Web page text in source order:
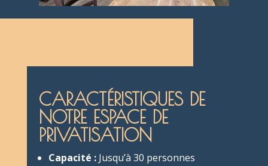
CARACTÉRISTIQUES DE
NOTRE ESPACE DE
PRIVATISATION
Capacité :Jusqu’à 30 personnes